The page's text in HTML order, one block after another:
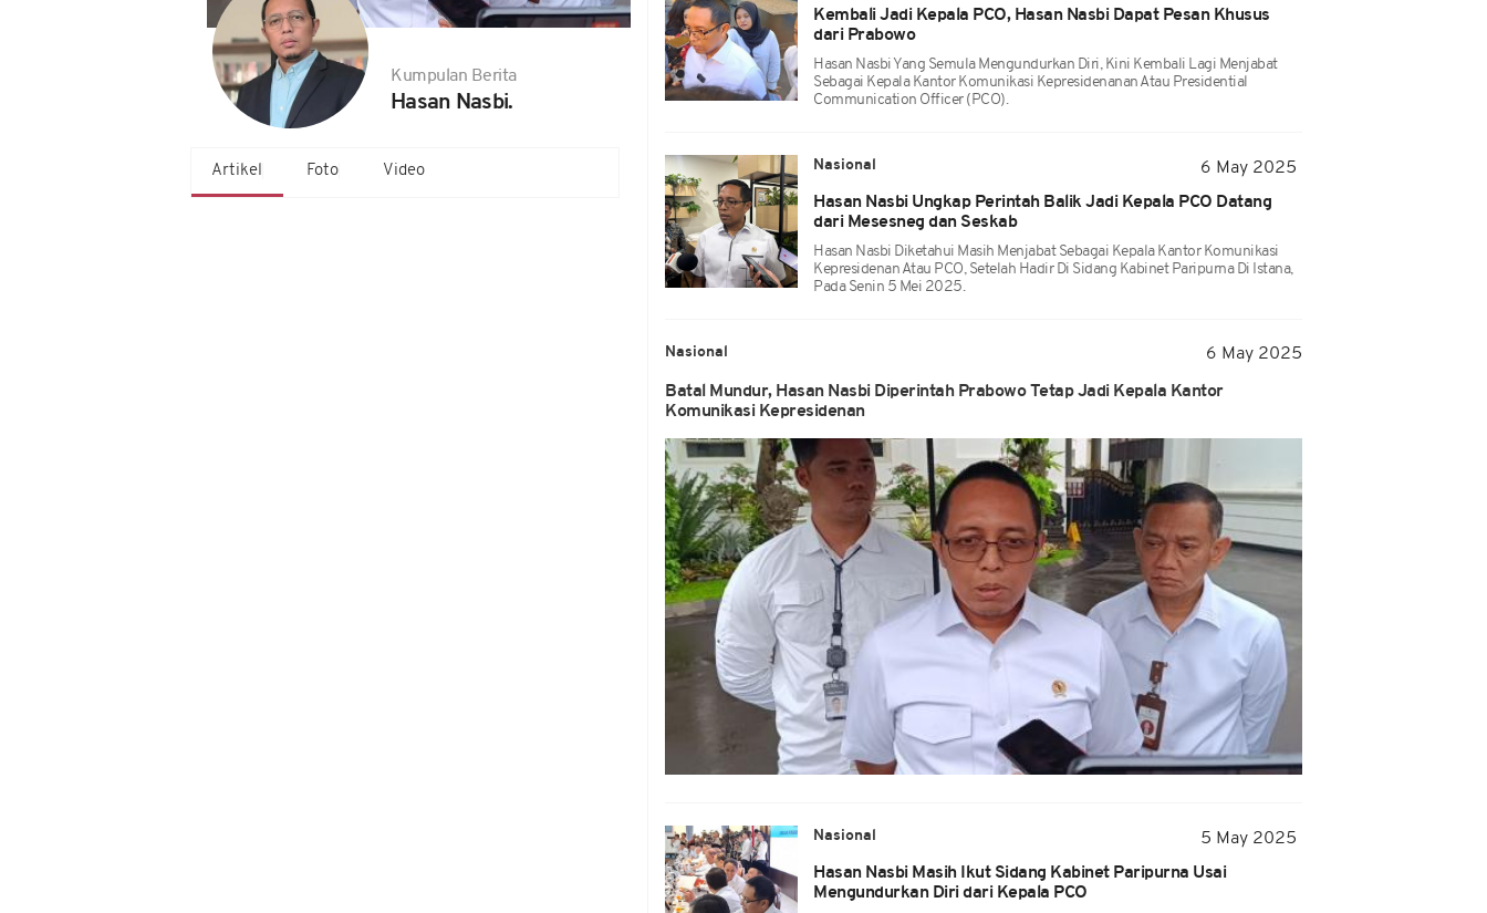
Kumpulan Berita
Hasan Nasbi.
Artikel Foto Video
Kembali Jadi Kepala PCO, Hasan Nasbi Dapat Pesan Khusus
dari Prabowo
Hasan Nasbi Yang Semula Mengundurkan Diri, Kini Kembali Lagi Menjabat
Sebagai Kepala Kantor Komunikasi Kepresidenanan Atau Presidential
Communication Officer (PCO).
Nasional
6 May 2025
Hasan Nasbi Ungkap Perintah Balik Jadi Kepala PCO Datang
dari Mesesneg dan Seskab
Hasan Nasbi Diketahui Masih Menjabat Sebagai Kepala Kantor Komunikasi
Kepresidenan Atau PCO, Setelah Hadir Di Sidang Kabinet Paripurna Di Istana,
Pada Senin 5 Mei 2025.
Nasional 6 May 2025
Batal Mundur, Hasan Nasbi Diperintah Prabowo Tetap Jadi Kepala Kantor
Komunikasi Kepresidenan
Nasional
5 May 2025
Hasan Nasbi Masih Ikut Sidang Kabinet Paripurna Usai
Mengundurkan Diri dari Kepala PCO